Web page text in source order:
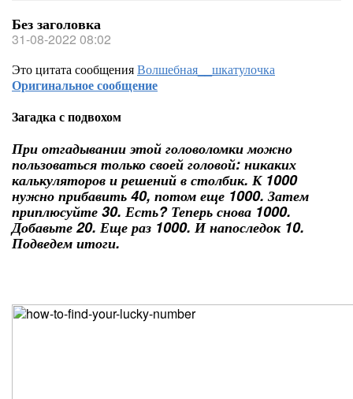
Без заголовка
31-08-2022 08:02
Это цитата сообщенияВолшебная__шкатулочка
Оригинальное сообщение
Загадка с подвохом
При отгадывании этой головоломки можно
пользоваться только своей головой: никаких
калькуляторов и решений в столбик. К 1000
нужно прибавить 40, потом еще 1000. Затем
приплюсуйте 30. Есть? Теперь снова 1000.
Добавьте 20. Еще раз 1000. И напоследок 10.
Подведем итоги.